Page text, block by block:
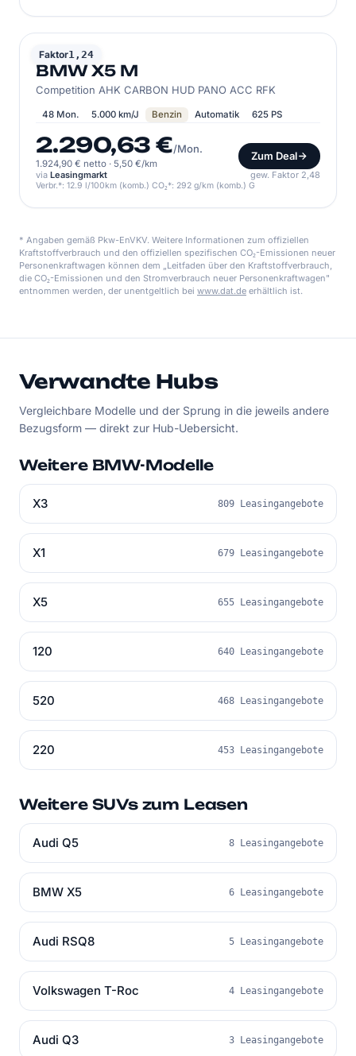
Faktor1,24
BMW
BMW X5 M
Competition AHK CARBON HUD PANO ACC RFK
48 Mon. 5.000 km/J Benzin Automatik 625 PS
2.290,63 €/Mon.
1.924,90 € netto · 5,50 €/km
Zum Deal
via Leasingmarkt gew. Faktor 2,48
Verbr.*: 12.9 l/100km (komb.) CO₂*: 292 g/km (komb.) G
* Angaben gemäß Pkw-EnVKV. Weitere Informationen zum offiziellen
Kraftstoffverbrauch und den offiziellen spezifischen CO₂-Emissionen neuer
Personenkraftwagen können dem „Leitfaden über den Kraftstoffverbrauch,
die CO₂-Emissionen und den Stromverbrauch neuer Personenkraftwagen"
entnommen werden, der unentgeltlich bei www.dat.de erhältlich ist.
Verwandte Hubs
Vergleichbare Modelle und der Sprung in die jeweils andere
Bezugsform — direkt zur Hub-Uebersicht.
Weitere BMW-Modelle
X3 809 Leasingangebote
X1 679 Leasingangebote
X5 655 Leasingangebote
120 640 Leasingangebote
520 468 Leasingangebote
220 453 Leasingangebote
Weitere SUVs zum Leasen
Audi Q5 8 Leasingangebote
BMW X5 6 Leasingangebote
Audi RSQ8 5 Leasingangebote
Volkswagen T-Roc 4 Leasingangebote
Audi Q3 3 Leasingangebote